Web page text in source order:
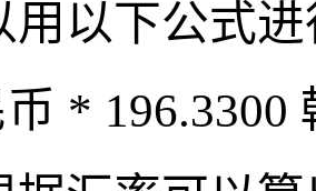
用以下公式
* 196.3300